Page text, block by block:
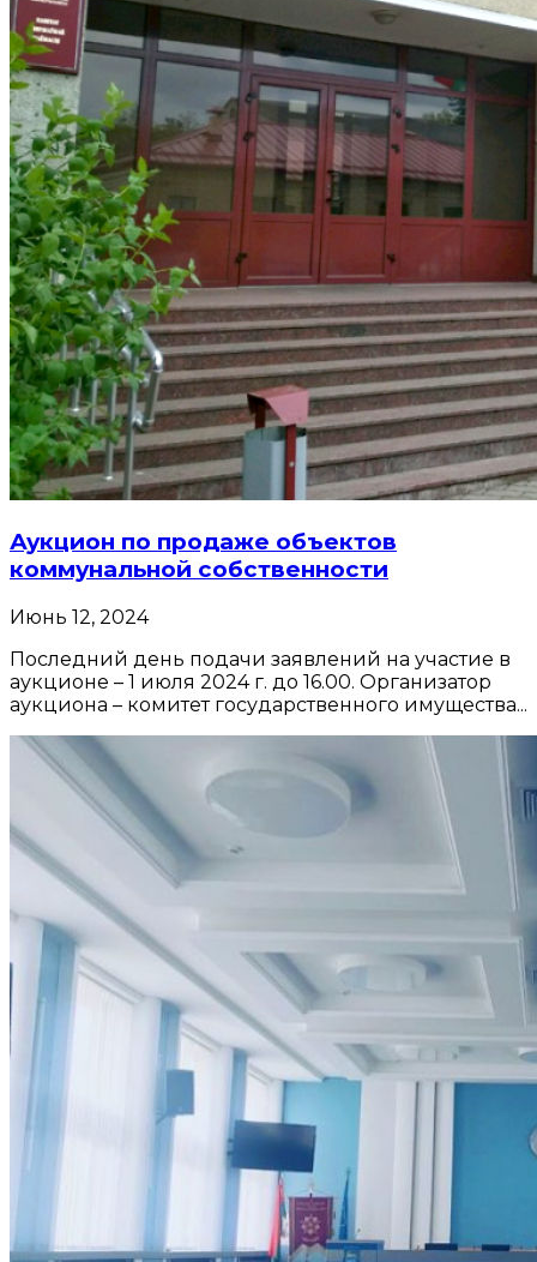
Аукцион по продаже объектов
коммунальной собственности
Июнь 12, 2024
Последний день подачи заявлений на участие в
аукционе – 1 июля 2024 г. до 16.00. Организатор
аукциона – комитет государственного имущества...